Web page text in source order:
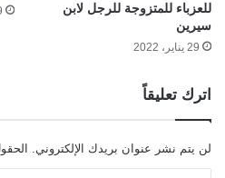
للعزباء للمتزوجة للرجل لابن
سيرين
29 يناير، 2022
اترك تعليقاً
لن يتم نشر عنوان بريدك الإلكتروني.